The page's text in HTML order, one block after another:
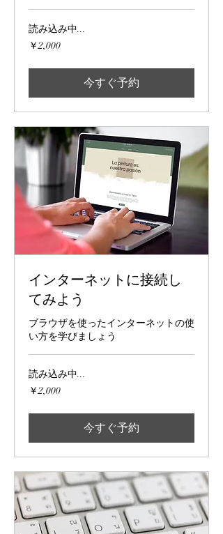
読み込み中...
2,000
円
￥2,000
今すぐ予約
インターネットに接続し
てみよう
ブラウザを使ったインターネットの使
い方を学びましょう
読み込み中...
2,000
円
￥2,000
今すぐ予約